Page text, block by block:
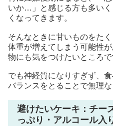
いか…」と感じる方も多い
くなってきます。
そんなときに甘いものをた
体重が増えてしまう可能性
物にも気をつけたいところで
でも神経質になりすぎず、
バランスをとることで無理な
避けたいケーキ：チー
っぷり・アルコール入